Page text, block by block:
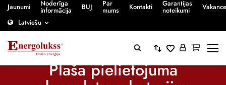
Jaunumi Noderīga
informācija BUJ Par
mums Kontakti Garantijas
noteikumi
Latviešu
Plaša pielietojuma